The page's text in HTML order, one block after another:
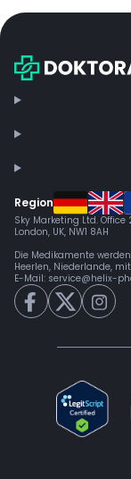
Region
Sky Marketing Ltd. Office
London, UK, NW1 8AH
Die Medikamente
Heerlen, Niederlande,
E-Mail: service@helix-